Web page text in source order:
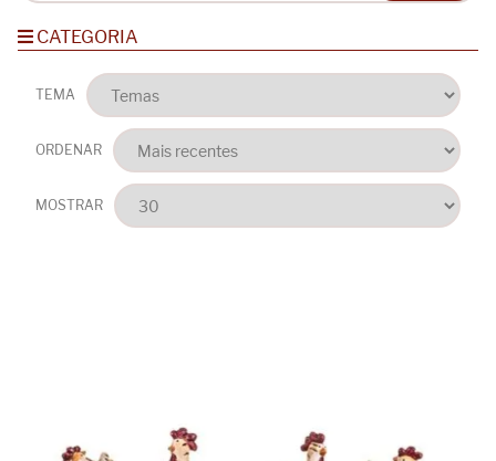
CATEGORIA
TEMA
ORDENAR
MOSTRAR